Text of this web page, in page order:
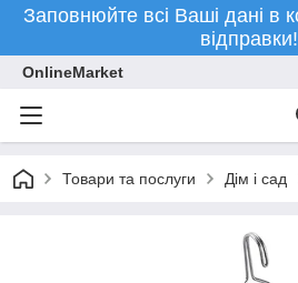
Заповнюйте всі Ваші дані в
відправки!
OnlineMarket
Товари та послуги Дім і сад